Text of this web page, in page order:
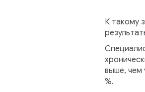
К такому
выше, чем
%.